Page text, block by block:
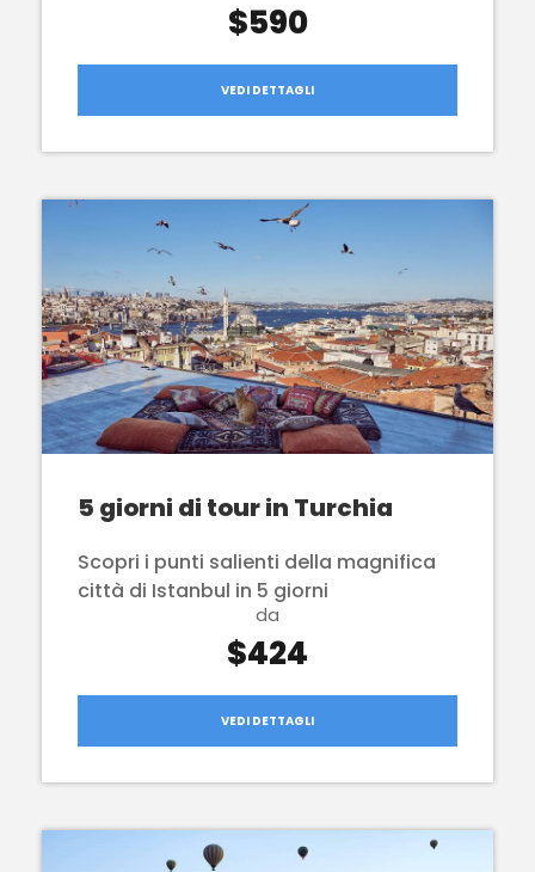
$590
VEDI DETTAGLI
5 giorni di tour in Turchia
Scopri i punti salienti della magnifica
città di Istanbul in 5 giorni
da
$424
VEDI DETTAGLI